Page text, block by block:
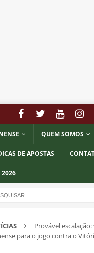
QUEM SOMOS
DE APOSTAS
2026
Provável
para o jogo contra o